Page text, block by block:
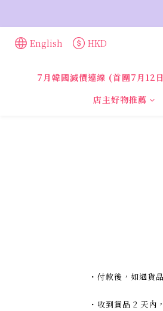
English
HKD
7月韓國減價連線 (首團7月12
店主好物推薦
・付款後，如遇貨
・收到貨品 2 天內